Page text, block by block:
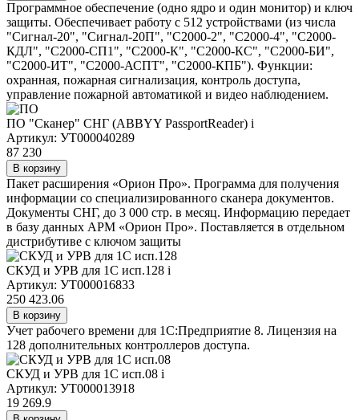
Программное обеспечение (одно ядро и один монитор) и ключ
защиты. Обеспечивает работу с 512 устройствами (из числа
"Сигнал-20", "Сигнал-20П", "С2000-2", "С2000-4", "С2000-
КДЛ", "С2000-СП1", "С2000-К", "С2000-КС", "С2000-БИ",
"С2000-ИТ", "С2000-АСПТ", "С2000-КПБ"). Функции:
охранная, пожарная сигнализация, контроль доступа,
управление пожарной автоматикой и видео наблюдением.
ПО "Сканер" СНГ (ABBYY PassportReader) i
Артикул: УТ000040289
87 230
В корзину
Пакет расширения «Орион Про». Программа для получения
информации со специализированного сканера документов.
Документы СНГ, до 3 000 стр. в месяц. Информацию передает
в базу данных АРМ «Орион Про». Поставляется в отдельном
дистрибутиве с ключом защиты
СКУД и УРВ для 1С исп.128 i
Артикул: УТ000016833
250 423.06
В корзину
Учет рабочего времени для 1С:Предприятие 8. Лицензия на
128 дополнительных контроллеров доступа.
СКУД и УРВ для 1С исп.08 i
Артикул: УТ000013918
19 269.9